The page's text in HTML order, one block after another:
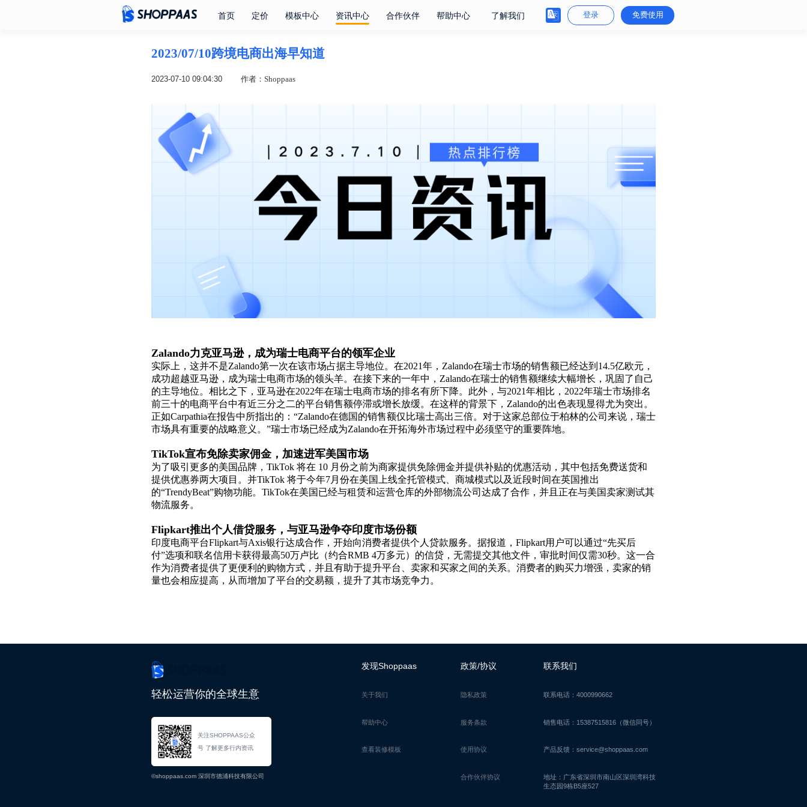
首页 定价 模板中心 资讯中心 合作伙伴 帮助中心 了解我们 登录 免费使用
2023/07/10跨境电商出海早知道
2023-07-10 09:04:30 作者：Shoppaas
Zalando力克亚马逊，成为瑞士电商平台的领军企业
实际上，这并不是Zalando第一次在该市场占据主导地位。在2021年，Zalando在瑞士市场的销售额已经达到14.5亿欧元，
成功超越亚马逊，成为瑞士电商市场的领头羊。在接下来的一年中，Zalando在瑞士的销售额继续大幅增长，巩固了自己
的主导地位。相比之下，亚马逊在2022年在瑞士电商市场的排名有所下降。此外，与2021年相比，2022年瑞士市场排名
前三十的电商平台中有近三分之二的平台销售额停滞或增长放缓。在这样的背景下，Zalando的出色表现显得尤为突出。
正如Carpathia在报告中所指出的：“Zalando在德国的销售额仅比瑞士高出三倍。对于这家总部位于柏林的公司来说，瑞士
市场具有重要的战略意义。”瑞士市场已经成为Zalando在开拓海外市场过程中必须坚守的重要阵地。
TikTok宣布免除卖家佣金，加速进军美国市场
为了吸引更多的美国品牌，TikTok 将在 10 月份之前为商家提供免除佣金并提供补贴的优惠活动，其中包括免费送货和
提供优惠券两大项目。并TikTok 将于今年7月份在美国上线全托管模式、商城模式以及近段时间在英国推出
的“TrendyBeat”购物功能。TikTok在美国已经与租赁和运营仓库的外部物流公司达成了合作，并且正在与美国卖家测试其
物流服务。
Flipkart推出个人借贷服务，与亚马逊争夺印度市场份额
印度电商平台Flipkart与Axis银行达成合作，开始向消费者提供个人贷款服务。据报道，Flipkart用户可以通过“先买后
付”选项和联名信用卡获得最高50万卢比（约合RMB 4万多元）的信贷，无需提交其他文件，审批时间仅需30秒。这一合
作为消费者提供了更便利的购物方式，并且有助于提升平台、卖家和买家之间的关系。消费者的购买力增强，卖家的销
量也会相应提高，从而增加了平台的交易额，提升了其市场竞争力。
轻松运营你的全球生意
关注SHOPPAAS公众
号 了解更多行内资讯
©shoppaas.com 深圳市德浦科技有限公司
发现Shoppaas
关于我们
帮助中心
查看装修模板
政策/协议
隐私政策
服务条款
使用协议
合作伙伴协议
联系我们
联系电话：4000990662
销售电话：15387515816（微信同号）
产品反馈：service@shoppaas.com
地址：广东省深圳市南山区深圳湾科技
生态园9栋B5座527